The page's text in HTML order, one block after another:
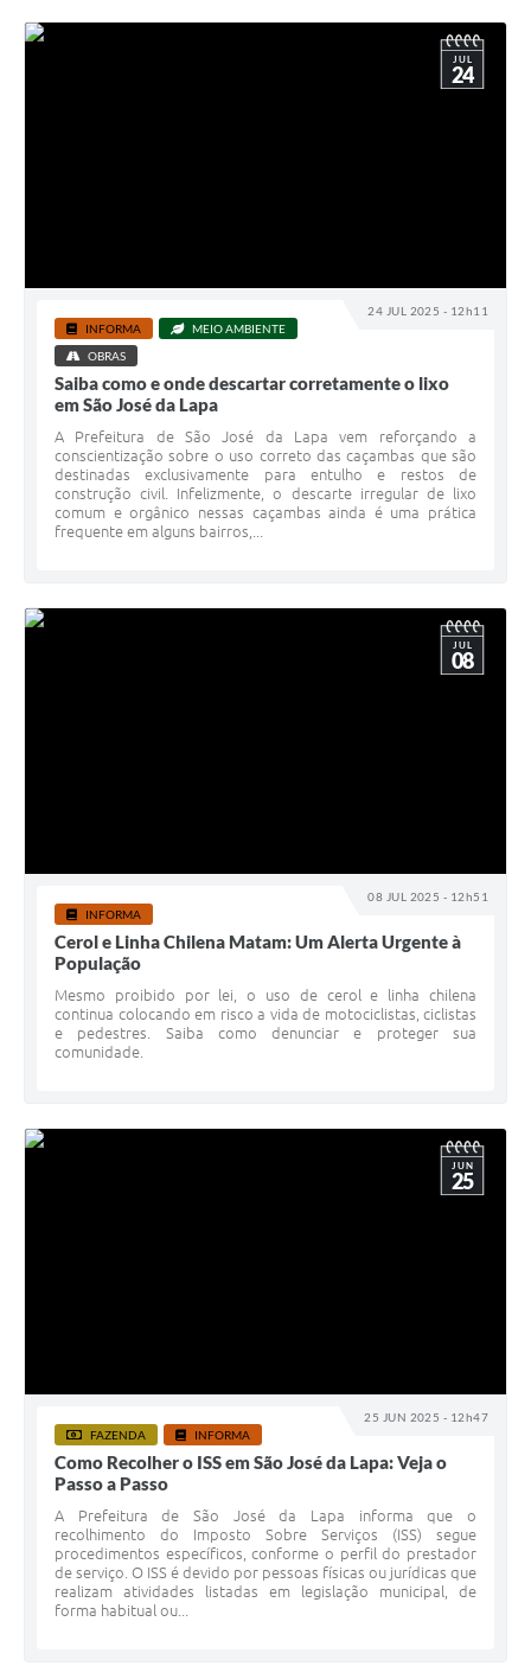
24 JUL 2025 - 12h11
JUL
24
INFORMA
MEIO AMBIENTE
OBRAS
Saiba como e onde descartar corretamente o lixo
em São José da Lapa
A Prefeitura de São José da Lapa vem reforçando a
conscientização sobre o uso correto das caçambas que são
destinadas exclusivamente para entulho e restos de
construção civil. Infelizmente, o descarte irregular de lixo
comum e orgânico nessas caçambas ainda é uma prática
frequente em alguns bairros,...
08 JUL 2025 - 12h51
JUL
08
INFORMA
Cerol e Linha Chilena Matam: Um Alerta Urgente à
População
Mesmo proibido por lei, o uso de cerol e linha chilena
continua colocando em risco a vida de motociclistas, ciclistas
e pedestres. Saiba como denunciar e proteger sua
comunidade.
25 JUN 2025 - 12h47
JUN
25
FAZENDA INFORMA
Como Recolher o ISS em São José da Lapa: Veja o
Passo a Passo
A Prefeitura de São José da Lapa informa que o
recolhimento do Imposto Sobre Serviços (ISS) segue
procedimentos específicos, conforme o perfil do prestador
de serviço. O ISS é devido por pessoas físicas ou jurídicas que
realizam atividades listadas em legislação municipal, de
forma habitual ou...